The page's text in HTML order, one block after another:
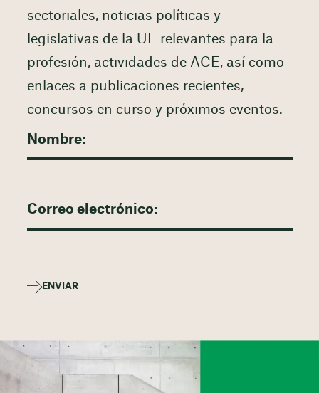
sectoriales, noticias políticas y
legislativas de la UE relevantes para la
profesión, actividades de ACE, así como
enlaces a publicaciones recientes,
concursos en curso y próximos eventos.
ENVIAR